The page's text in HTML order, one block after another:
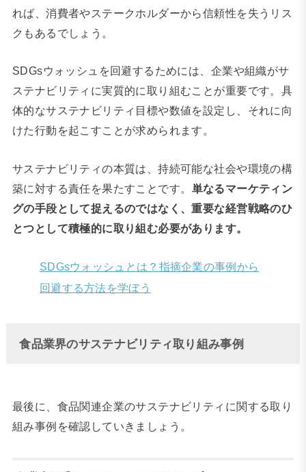
れば、消費者やステークホルダーから信頼性を失うリス
クもあるでしょう。
SDGsウォッシュを回避するためには、企業や組織がサ
ステナビリティに実質的に取り組むことが重要です。具
体的なサステナビリティ目標や数値を設定し、それに向
けた行動を起こすことが求められます。
サステナビリティの本質は、持続可能な社会や環境の構
築に対する責任を果たすことです。 単なるマーケティン
グの手段として捉えるのではなく、重要な経営戦略のひ
とつとして積極的に取り組む必要があります。
SDGsウォッシュとは？指摘企業の事例から
回避する方法を学ぼう
食品業界のサステナビリティ取り組み事例
最後に、食品関連企業のサステナビリティに関する取り
組み事例を確認していきましょう。